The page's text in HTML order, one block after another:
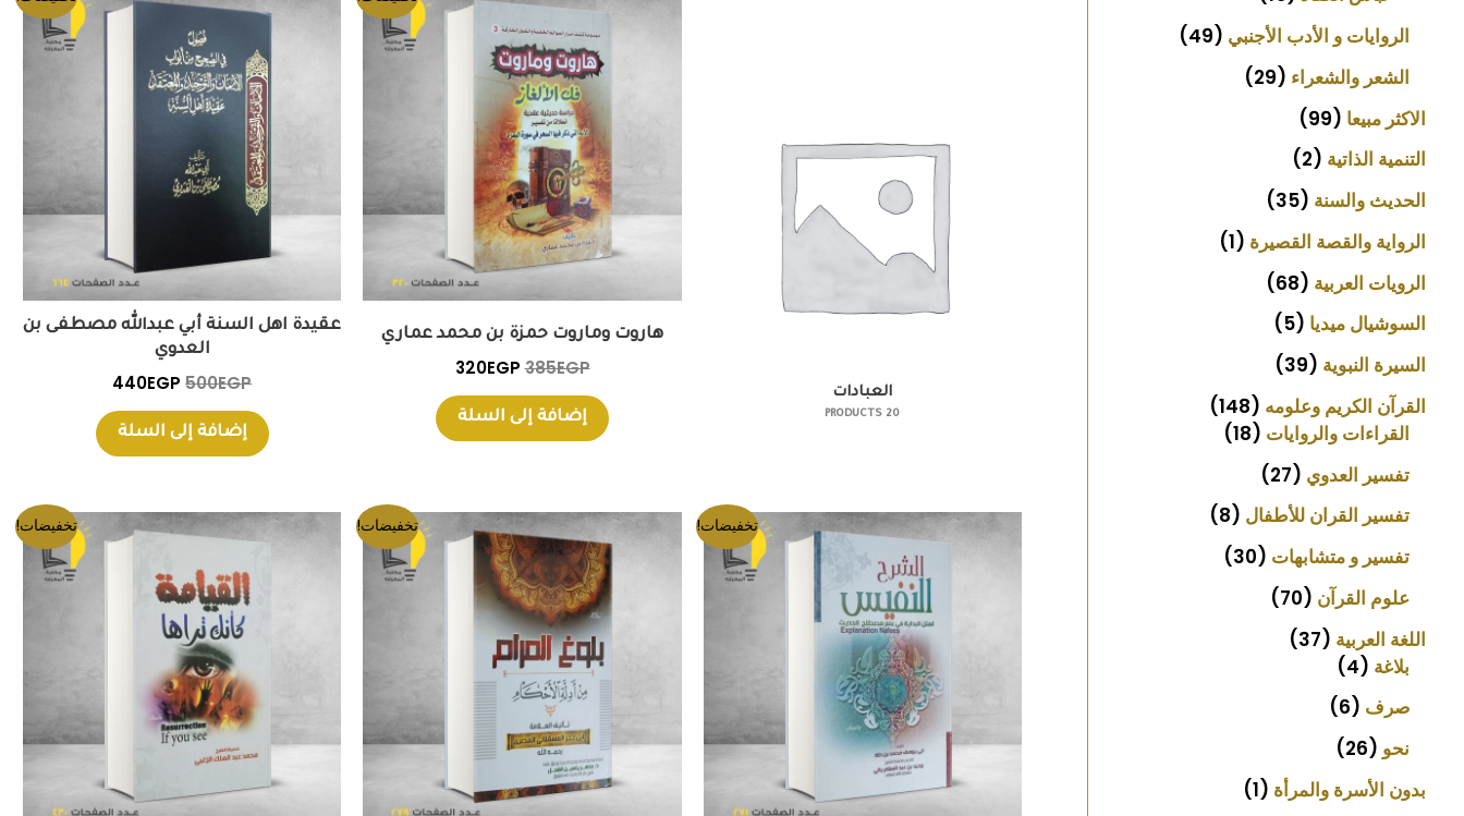
الروايات و الأدب الأجنبي 49
الشعر والشعراء 29
الاكثر مبيعا 99
التنمية الذاتية 2
الحديث والسنة 35
الرواية والقصة القصيرة 1
الرويات العربية 68
السوشيال ميديا 5
السيرة النبوية 39
القرآن الكريم وعلومه 148
القراءات والروايات 18
تفسير العدوي 27
تفسير القران للأطفال 8
تفسير و متشابهات 30
علوم القرآن 70
اللغة العربية 37
بلاغة 4
صرف 6
نحو 26
بدون الأسرة والمرأة 1
العبادات
20 PRODUCTS
هاروت وماروت حمزة بن محمد عماري
385EGP
الأصلي
هو:
385EGP.
320EGP
الحالي
320EGP.
إضافة إلى السلة
عقيدة اهل السنة أبي عبدالله مصطفى بن
العدوي
500EGP
الأصلي
500EGP.
440EGP
الحالي
440EGP.
إضافة إلى السلة
تخفيضات!
السعر
الأصلي
السعر
الحالي
315EGP.
تخفيضات!
السعر
الأصلي
هو:
330EGP.
السعر
الحالي
285EGP.
تخفيضات!
السعر
الأصلي
380EGP.
السعر
الحالي
310EGP.